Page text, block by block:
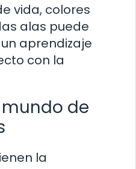
vida, colores
alas puede
aprendizaje
con la
de
la